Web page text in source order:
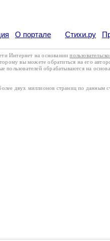
О портале Стихи.ру
Интернет на основании
вы можете обратиться на его
пользователей обрабатываются на
двух миллионов страниц по данным